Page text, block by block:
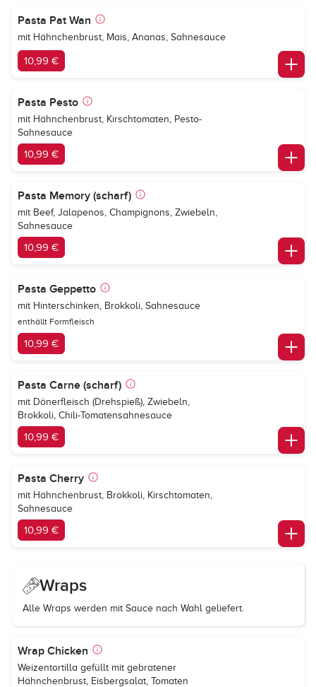
Pasta Pat Wan
mit Hähnchenbrust, Mais, Ananas, Sahnesauce
10,99 €
Pasta Pesto
mit Hähnchenbrust, Kirschtomaten, Pesto-
Sahnesauce
10,99 €
Pasta Memory (scharf)
mit Beef, Jalapenos, Champignons, Zwiebeln,
Sahnesauce
10,99 €
Pasta Geppetto
mit Hinterschinken, Brokkoli, Sahnesauce
enthällt Formfleisch
10,99 €
Pasta Carne (scharf)
mit Dönerfleisch (Drehspieß), Zwiebeln,
Brokkoli, Chili-Tomatensahnesauce
10,99 €
Pasta Cherry
mit Hähnchenbrust, Brokkoli, Kirschtomaten,
Sahnesauce
10,99 €
Wraps
Alle Wraps werden mit Sauce nach Wahl geliefert.
Wrap Chicken
Weizentortilla gefüllt mit gebratener
Hähnchenbrust, Eisbergsalat, Tomaten